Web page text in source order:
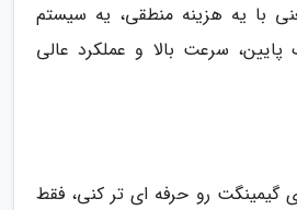
با یه هزینه منطقی، یه سیستم
سرعت بالا و عملکرد عالی
گیمینگت رو حرفه ای تر کنی، فقط